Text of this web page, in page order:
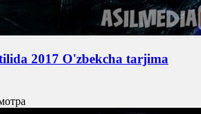
2017 O'zbekcha tarjima